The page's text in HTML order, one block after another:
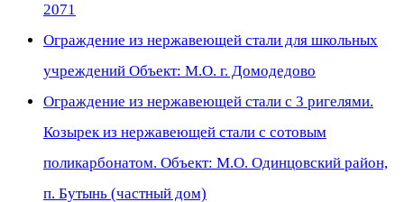
2071
Ограждение из нержавеющей стали для школьных
учреждений Объект: М.О. г. Домодедово
Ограждение из нержавеющей стали с 3 ригелями.
Козырек из нержавеющей стали с сотовым
поликарбонатом. Объект: М.О. Одинцовский район,
п. Бутынь (частный дом)